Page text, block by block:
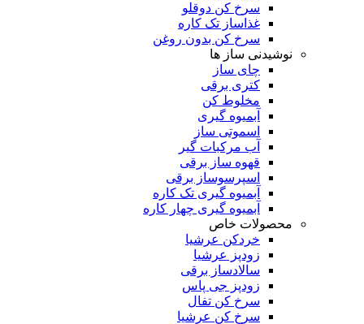
سرخ کن دوقلو
غذاساز تک کاره
سرخ کن بدون روغن
نوشیدنی ساز ها
چای ساز
کتری برقی
مخلوط کن
آبمیوه گیری
اسموتی ساز
آب مرکبات گیر
قهوه ساز برقی
اسپرسوساز برقی
آبمیوه گیری تک کاره
آبمیوه گیری چهار کاره
محصولات خاص
خردکن عرشیا
زودپز عرشیا
سالادساز برقی
زودپز جی پاس
سرخ کن تفال
سرخ کن عرشیا